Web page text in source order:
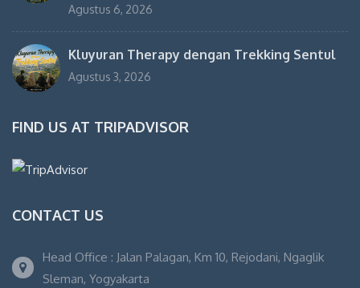
Agustus 6, 2026
Kluyuran Therapy dengan Trekking Sentul
Agustus 3, 2026
FIND US AT TRIPADVISOR
CONTACT US
Head Office : Jalan Palagan, Km 10, Rejodani, Ngaglik
Sleman, Yogyakarta